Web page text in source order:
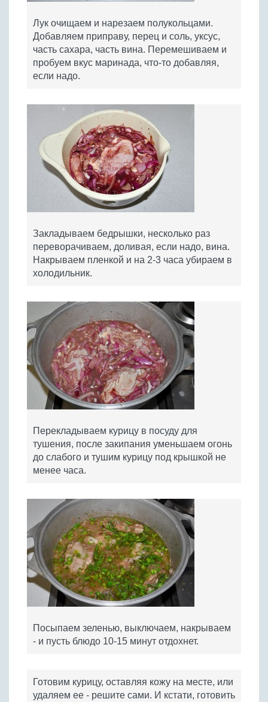
Лук очищаем и нарезаем полукольцами.
Добавляем приправу, перец и соль, уксус,
часть сахара, часть вина. Перемешиваем и
пробуем вкус маринада, что-то добавляя,
если надо.
Закладываем бедрышки, несколько раз
переворачиваем, доливая, если надо, вина.
Накрываем пленкой и на 2-3 часа убираем в
холодильник.
Перекладываем курицу в посуду для
тушения, после закипания уменьшаем огонь
до слабого и тушим курицу под крышкой не
менее часа.
Посыпаем зеленью, выключаем, накрываем
- и пусть блюдо 10-15 минут отдохнет.
Готовим курицу, оставляя кожу на месте, или
удаляем ее - решите сами. И кстати, готовить